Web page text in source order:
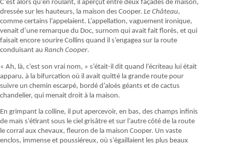
C’est alors qu’en roulant, il aperçut entre deux façades de maison,
dressée sur les hauteurs, la maison des Cooper. Le Château,
comme certains l’appelaient. L’appellation, vaguement ironique,
venait d’une remarque du Doc, surnom qui avait fait florès, et qui
faisait encore sourire Collins quand il s’engagea sur la route
conduisant au Ranch Cooper.
« Ah, là, c’est son vrai nom, » s’était-il dit quand l’écriteau lui était
apparu, à la bifurcation où il avait quitté la grande route pour
suivre un chemin escarpé, bordé d’aloès géants et de cactus
chandelier, qui menait droit à la maison.
En grimpant la colline, il put apercevoir, en bas, des champs infinis
de maïs s’étirant sous le ciel grisâtre et sur l’autre côté de la route
le corral aux chevaux, fleuron de la maison Cooper. Un vaste
enclos, immense et poussiéreux, où s’égaillaient les plus beaux